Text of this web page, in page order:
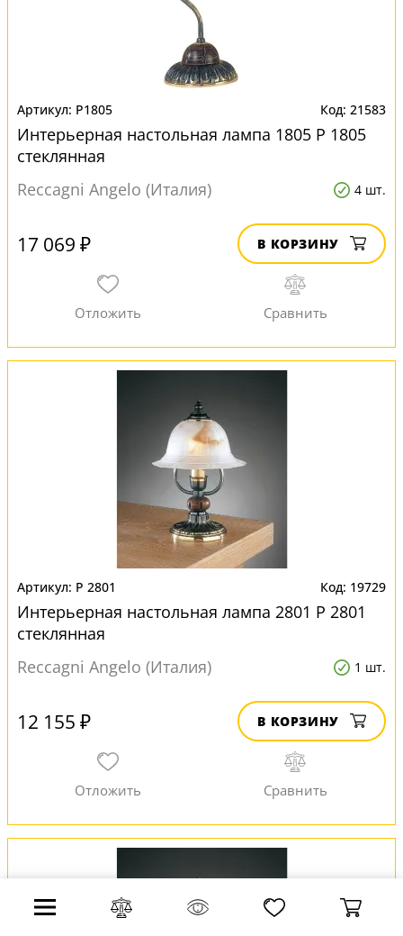
P1805 21583
Интерьерная настольная лампа 1805 P 1805
стеклянная
Reccagni Angelo (Италия)
4 шт.
17 069 ₽ В КОРЗИНУ
P 2801 19729
Интерьерная настольная лампа 2801 P 2801
стеклянная
Reccagni Angelo (Италия)
1 шт.
12 155 ₽ В КОРЗИНУ